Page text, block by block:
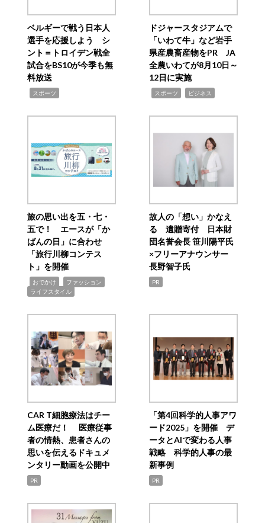
ベルギーで戦う日本人
選手を応援しよう シ
ント＝トロイデン戦全
試合をBS10が今季も無
料放送
スポーツ
ドジャースタジアムで
「いわて牛」など岩手
県産農畜産物をPR JA
全農いわてが8月10日～
12日に実施
スポーツ ビジネス
旅の思い出を五・七・
五で！ エースが「か
ばんの日」に合わせ
「旅行川柳コンテス
ト」を開催
おでかけ ファッション
ライフスタイル
故人の「想い」かなえ
る 遺贈寄付 日本財
団名誉会長 笹川陽平氏
×フリーアナウンサー
長野智子氏
PR
CAR T細胞療法はチー
ム医療だ！ 医療従事
者の情熱、患者さんの
思いを伝えるドキュメ
ンタリー動画を公開中
PR
「第4回科学的人事アワ
ード2025」を開催 デ
ータとAIで変わる人事
戦略 科学的人事の最
新事例
PR